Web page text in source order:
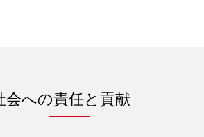
会への責任と貢献